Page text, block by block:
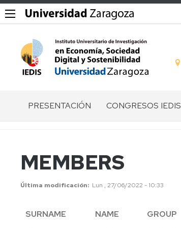
PRESENTACIÓN
IEDIS
DIRECTIVO
MIEMBROS
CONGRESOS IEDIS
I
IEDIS
II
CONGRESO
MEMBERS
Última modificación Lun , 27/06/2022 - 10:33
SURNAME NAME GROUP